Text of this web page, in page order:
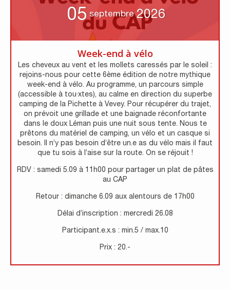
05 septembre 2026
Week-end à vélo
Les cheveux au vent et les mollets caressés par le soleil :
rejoins-nous pour cette 6ème édition de notre mythique
week-end à vélo. Au programme, un parcours simple
(accessible à tou·xtes), au calme en direction du superbe
camping de la Pichette à Vevey. Pour récupérer du trajet,
on prévoit une grillade et une baignade réconfortante
dans le doux Léman puis une nuit sous tente. Nous te
prêtons du matériel de camping, un vélo et un casque si
besoin. Il n’y pas besoin d’être un.e as du vélo mais il faut
que tu sois à l’aise sur la route. On se réjouit !
RDV : samedi 5.09 à 11h00 pour partager un plat de pâtes
au CAP
Retour : dimanche 6.09 aux alentours de 17h00
Délai d’inscription : mercredi 26.08
Participant.e.x.s : min.5 / max.10
Prix : 20.-